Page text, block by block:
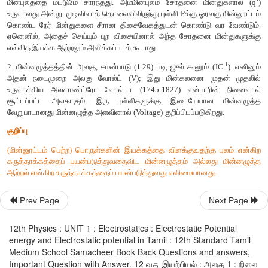
மற்றும் Rக்கு இடையேயான மின்னழுத்த வேறுபாடு என்று
மேலும் இதை VP- VR= ΔV என்று குறிப்போம். இதைப்
வரையறுக்கலாம். புள்ளி R லிருந்து புள்ளி P க்கு ஓரலகு நேர்
மின்துகள் ஒன்றை எடுத்து வர, புறவிசையினால்
மின்னழுத்த வேறுபாடு வரையறுக்கப்படுகிறது.
நிலை மின்னழுத்த ஆற்றல் வேறுபாட்டைப் பின்வருமாறு எழுதலாம்.
புள்ளிகளுக்கு இடையேயான மின்னழுத்த வேறுபாடு என்பதே
அளவீடாகும். மாறாக, ஒரு புள்ளிக்கான மின்னழுத்த மதிப்பு
இல்லாதது. எனவே புள்ளி R ஐ முடிவிலாத் தொலைவில்
மின்னழுத்த மதிப்பை சுழி எனவும் கொள்வோம் (V∞ =0) எனில்,
ஒரு புள்ளியில் (P) மின்னழுத்தம் என்பது புற மின்புலம் (
)
முடிவிலாத் தொலைவிலிருந்து அப்புள்ளிக்கு (P) ஓரலகு நேர்
மின் துகளை சீரான திசைவேகத்துடன் கொண்டு வர புற
Prev Page Next Page
12th Physics : UNIT 1 : Electrostatics : Electrostatic Potential
energy and Electrostatic potential in Tamil : 12th Standard Tamil
Medium School Samacheer Book Back Questions and answers,
Important Question with Answer. 12 வது இயற்பியல் : அலகு 1 : நிலை